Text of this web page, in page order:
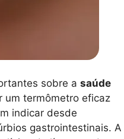
sobre a saúde
um termômetro eficaz
indicar desde
gastrointestinais. A